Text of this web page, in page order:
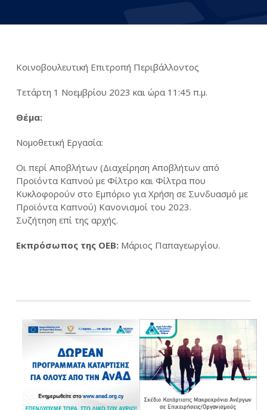
Κοινοβουλευτική Επιτροπή Περιβάλλοντος
Τετάρτη 1 Νοεμβρίου 2023 και ώρα 11:45 π.μ.
Θέμα:
Νομοθετική Εργασία:
Οι περί Αποβλήτων (Διαχείρηση Αποβλήτων από
Προϊόντα Καπνού με Φίλτρο και Φίλτρα που
Κυκλοφορούν στο Εμπόριο για Χρήση σε Συνδυασμό με
Προϊόντα Καπνού) Κανονισμοί του 2023.
Συζήτηση επί της αρχής.
Εκπρόσωπος της ΟΕΒ: Μάριος Παπαγεωργίου.